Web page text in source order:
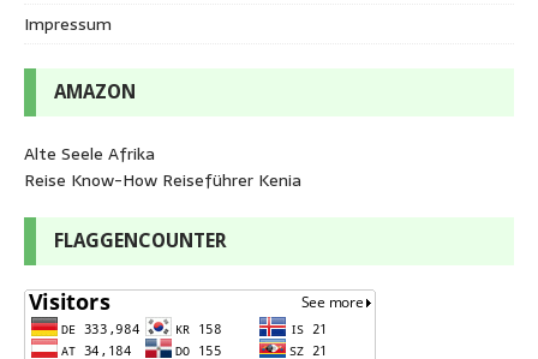
Impressum
AMAZON
Alte Seele Afrika
Reise Know-How Reiseführer Kenia
FLAGGENCOUNTER